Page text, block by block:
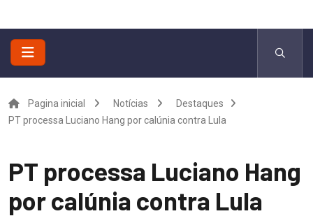
Pagina inicial Notícias
Destaques
PT processa Luciano Hang por calúnia contra Lula
PT processa Luciano Hang
por calúnia contra Lula